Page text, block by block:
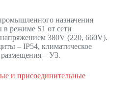
назначения
в режиме S1 от сети
380V (220, 660V).
– IP54, климатическое
– У3.
и присоединительные